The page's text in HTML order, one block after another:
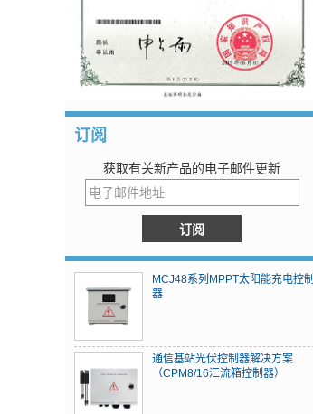
订阅
获取有关新产品的电子邮件更新
MCJ48系列MPPT太阳能充电控制
器
通信基站光伏控制器解决方案
（CPM8/16汇流箱控制器）